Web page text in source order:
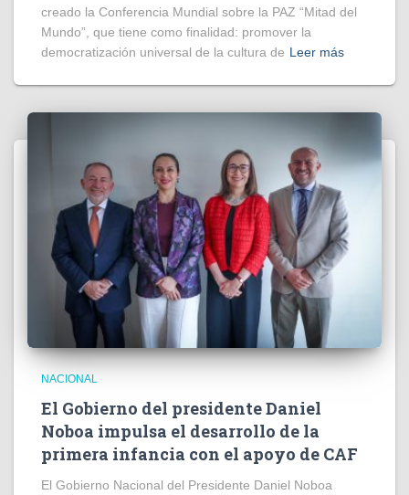
creado la Conferencia Mundial sobre la PAZ “Mitad del
Mundo”, que tiene como finalidad: promover la
democratización universal de la cultura de Leer más
NACIONAL
El Gobierno del presidente Daniel
Noboa impulsa el desarrollo de la
primera infancia con el apoyo de CAF
El Gobierno Nacional del Presidente Daniel Noboa